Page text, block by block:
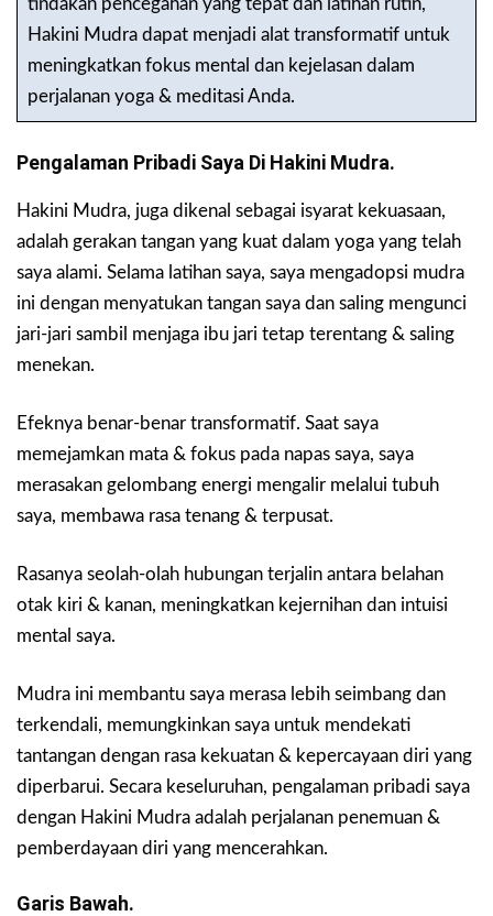
tindakan pencegahan yang tepat dan latihan rutin,
Hakini Mudra dapat menjadi alat transformatif untuk
meningkatkan fokus mental dan kejelasan dalam
perjalanan yoga & meditasi Anda.
Pengalaman Pribadi Saya Di Hakini Mudra.
Hakini Mudra, juga dikenal sebagai isyarat kekuasaan,
adalah gerakan tangan yang kuat dalam yoga yang telah
saya alami. Selama latihan saya, saya mengadopsi mudra
ini dengan menyatukan tangan saya dan saling mengunci
jari-jari sambil menjaga ibu jari tetap terentang & saling
menekan.
Efeknya benar-benar transformatif. Saat saya
memejamkan mata & fokus pada napas saya, saya
merasakan gelombang energi mengalir melalui tubuh
saya, membawa rasa tenang & terpusat.
Rasanya seolah-olah hubungan terjalin antara belahan
otak kiri & kanan, meningkatkan kejernihan dan intuisi
mental saya.
Mudra ini membantu saya merasa lebih seimbang dan
terkendali, memungkinkan saya untuk mendekati
tantangan dengan rasa kekuatan & kepercayaan diri yang
diperbarui. Secara keseluruhan, pengalaman pribadi saya
dengan Hakini Mudra adalah perjalanan penemuan &
pemberdayaan diri yang mencerahkan.
Garis Bawah.